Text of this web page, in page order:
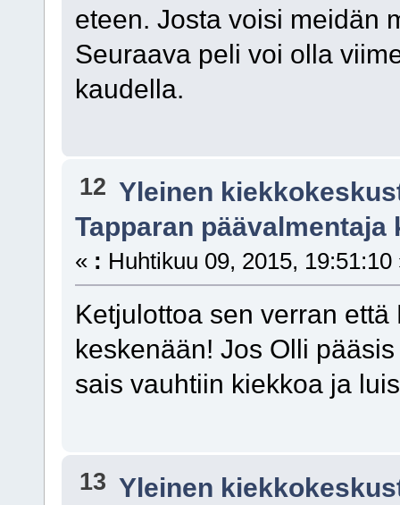
eteen. Josta voisi meidän
Seuraava peli voi olla
kaudella.
12 Yleinen
Tapparan päävalmentaja
« : Huhtikuu 09, 2015, 19:51:10
Ketjulottoa sen verran
keskenään! Jos Olli
sais vauhtiin kiekkoa ja
13 Yleinen